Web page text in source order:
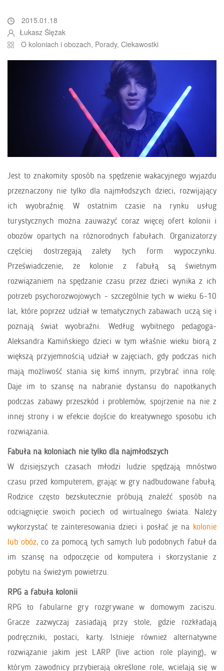
2015.01.18
Łukasz Ślężak
O koloniach i obozach, Porady, Ciekawostki
Jest to znakomity sposób na spędzenie wakacyjnego wyjazdu
przeznaczony nie tylko dla najmłodszych dzieci, rozwijający
ich wyobraźnię. W ostatnim czasie na rynku usług
turystycznych można zauważyć coraz więcej ofert kolonii i
obozów opartych na różnorodnych fabułach. Organizatorzy
częściej dostrzegają zalety tych form wypoczynku.
Przeświadczenie, że kolonie z fabułą są świetnym
rozwiązaniem na spędzanie czasu przez dzieci wynika z ich
potrzeb psychorozwojowych - szczególnie tych w wieku 6-10
lat, które poprzez udział w tematycznych zabawach uczą się i
poznają świat wyobraźni. Według wybitnego pedagoga-
Aleksandra Kamińskiego dzieci w tym właśnie wieku biorą z
większą przyjemnością udział w zajęciach, gdy podczas nich
mają możliwość stania się kimś innym, przybrać inna rolę.
Daje im to szansę na nabranie dystansu do napotkanych
podczas zabawy przeszkód i problemów, spojrzenie na nie z
innej strony i w efekcie dojście do kreatywnego sposobu ich
rozwiązania.
Fabuła na koloniach nie tylko dla najmłodszych
W dzisiejszych czasach młodzi ludzie spędzają mnóstwo
czasu przed komputerem, grając w gry nadbudowane fabułą.
Rodzice często bezskutecznie próbują znaleźć sposób na
odciągnięcie swoich pociech od wirtualnego świata. Należy
wykorzystać te zainteresowania dzieci i posłać je na kolonie
lub obóz, co za pomocą tych samych lub podobnych fabuł da
im szansę na odpoczęcie od komputera i skorzystanie z
pobytu na świeżym powietrzu.
RPG a fabuła kolonii
RPG to fabularne gry rozgrywane w domowym zaciszu.
Gracze zazwyczaj zasiadają przy stole, gdzie rozkładają
podręczniki, postaci, karty. Istnieje również alternatywne
rozwiązanie jakim jest LARP (live action role playing), w
którym zawodnicy przybierają określone role, wcielają się w